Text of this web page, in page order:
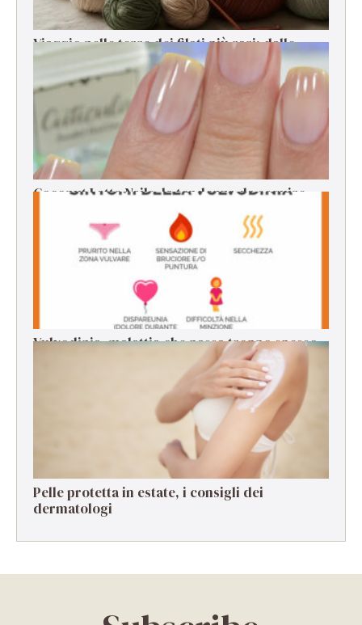
Viaggio nelle terre dei filati più rari: dalle
origini alla filatura
Coconut Latte Nails, la tendenza da seguire
Vulvodinia, malattia che passa troppo spesso
Pelle protetta in estate, i consigli dei
dermatologi